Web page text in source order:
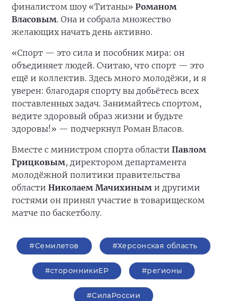
финалистом шоу «Титаны» Романом
Власовым. Она и собрала множество
желающих начать день активно.
«Спорт — это сила и пособник мира: он
объединяет людей. Считаю, что спорт — это
ещё и коллектив. Здесь много молодёжи, и я
уверен: благодаря спорту вы добьётесь всех
поставленных задач. Занимайтесь спортом,
ведите здоровый образ жизни и будьте
здоровы!» — подчеркнул Роман Власов.
Вместе с министром спорта области Павлом
Грицковым, директором департамента
молодёжной политики правительства
области Николаем Мачихиным и другими
гостями он принял участие в товарищеском
матче по баскетболу.
#Семилетов #Херсонская область
#сторонникиЕР #регионы
#СилаРоссии